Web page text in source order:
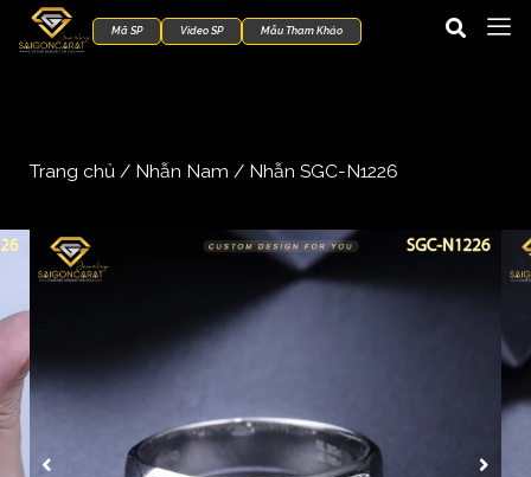
Mã SP Video SP Mẫu Tham Khảo
Trang chủ / Nhẫn Nam / Nhẫn SGC-N1226